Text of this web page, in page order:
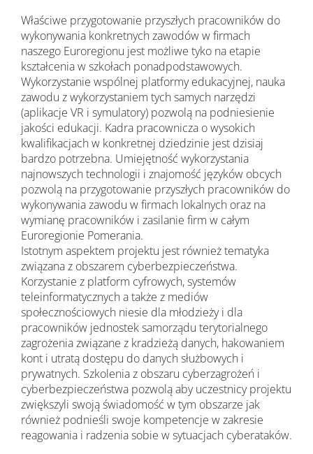
Właściwe przygotowanie przyszłych pracowników do
wykonywania konkretnych zawodów w firmach
naszego Euroregionu jest możliwe tyko na etapie
kształcenia w szkołach ponadpodstawowych.
Wykorzystanie wspólnej platformy edukacyjnej, nauka
zawodu z wykorzystaniem tych samych narzędzi
(aplikacje VR i symulatory) pozwolą na podniesienie
jakości edukacji. Kadra pracownicza o wysokich
kwalifikacjach w konkretnej dziedzinie jest dzisiaj
bardzo potrzebna. Umiejętność wykorzystania
najnowszych technologii i znajomość języków obcych
pozwolą na przygotowanie przyszłych pracowników do
wykonywania zawodu w firmach lokalnych oraz na
wymianę pracowników i zasilanie firm w całym
Euroregionie Pomerania.
Istotnym aspektem projektu jest również tematyka
związana z obszarem cyberbezpieczeństwa.
Korzystanie z platform cyfrowych, systemów
teleinformatycznych a także z mediów
społecznościowych niesie dla młodzieży i dla
pracowników jednostek samorządu terytorialnego
zagrożenia związane z kradzieżą danych, hakowaniem
kont i utratą dostępu do danych służbowych i
prywatnych. Szkolenia z obszaru cyberzagrożeń i
cyberbezpieczeństwa pozwolą aby uczestnicy projektu
zwiększyli swoją świadomość w tym obszarze jak
również podnieśli swoje kompetencje w zakresie
reagowania i radzenia sobie w sytuacjach cyberataków.